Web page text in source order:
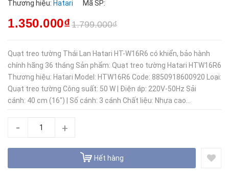
Thương hiệu: Hatari Mã SP:
1.350.000₫1.799.000₫
Quạt treo tường Thái Lan Hatari HT-W16R6 có khiển, bảo hành
chính hãng 36 tháng Sản phẩm: Quạt treo tường Hatari HTW16R6
Thương hiệu: Hatari Model: HTW16R6 Code: 8850918600920 Loại:
Quạt treo tường Công suất: 50 W | Điện áp: 220V-50Hz Sải
cánh: 40 cm (16") | Số cánh: 3 cánh Chất liệu: Nhựa cao...
- +
Hết hàng